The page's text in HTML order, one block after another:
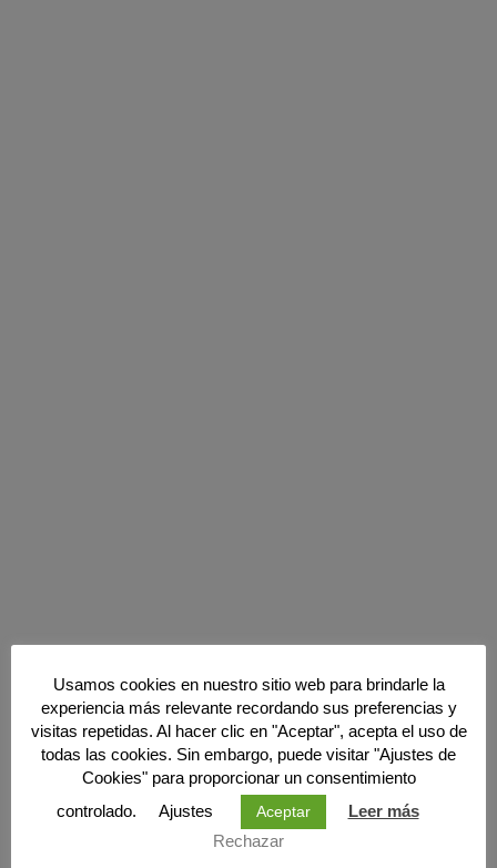
Usamos cookies en nuestro sitio web para brindarle la
experiencia más relevante recordando sus preferencias y
visitas repetidas. Al hacer clic en "Aceptar", acepta el uso de
todas las cookies. Sin embargo, puede visitar "Ajustes de
Cookies" para proporcionar un consentimiento
controlado.
Ajustes Aceptar
Leer más
Rechazar